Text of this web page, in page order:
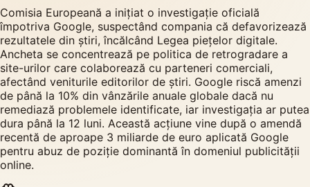
Comisia Europeană a inițiat o investigație oficială
împotriva Google, suspectând compania că defavorizează
rezultatele din știri, încălcând Legea piețelor digitale.
Ancheta se concentrează pe politica de retrogradare a
site-urilor care colaborează cu parteneri comerciali,
afectând veniturile editorilor de știri. Google riscă amenzi
de până la 10% din vânzările anuale globale dacă nu
remediază problemele identificate, iar investigația ar putea
dura până la 12 luni. Această acțiune vine după o amendă
recentă de aproape 3 miliarde de euro aplicată Google
pentru abuz de poziție dominantă în domeniul publicității
online.